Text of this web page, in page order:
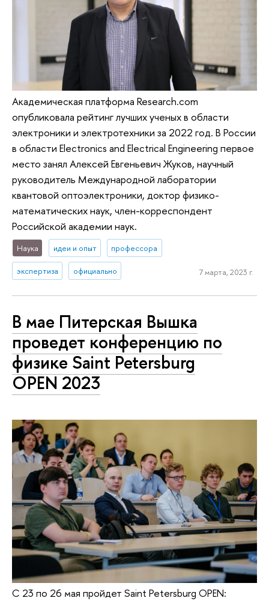
Академическая платформа Research.com
опубликовала рейтинг лучших ученых в области
электроники и электротехники за 2022 год. В России
в области Electronics and Electrical Engineering первое
место занял Алексей Евгеньевич Жуков, научный
руководитель Международной лаборатории
квантовой оптоэлектроники, доктор физико-
математических наук, член-корреспондент
Российской академии наук.
Наука идеи и опыт профессора
экспертиза официально 7 марта, 2023 г.
В мае Питерская Вышка
проведет конференцию по
физике Saint Petersburg
OPEN 2023
С 23 по 26 мая пройдет Saint Petersburg OPEN: